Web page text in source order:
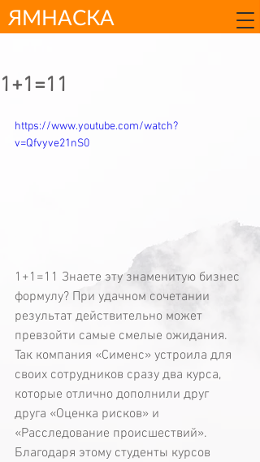
ЯМНАСКА
1+1=11
https://www.youtube.com/watch?
v=Qfvyve21nS0
1+1=11 Знаете эту знаменитую бизнес
формулу? При удачном сочетании
результат действительно может
превзойти самые смелые ожидания.
Так компания «Сименс» устроила для
своих сотрудников сразу два курса,
которые отлично дополнили друг
друга «Оценка рисков» и
«Расследование происшествий».
Благодаря этому студенты курсов